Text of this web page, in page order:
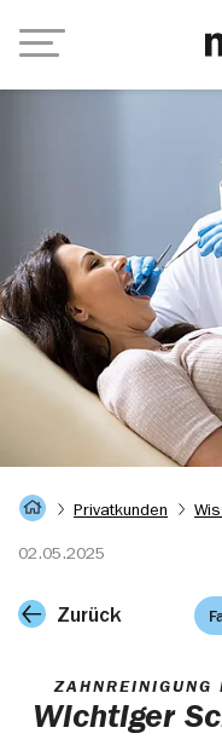
Navigation
Startseite
Privatkunden
02.05.2025
Zurück
ZAHNREINIGUNG
Wichtiger